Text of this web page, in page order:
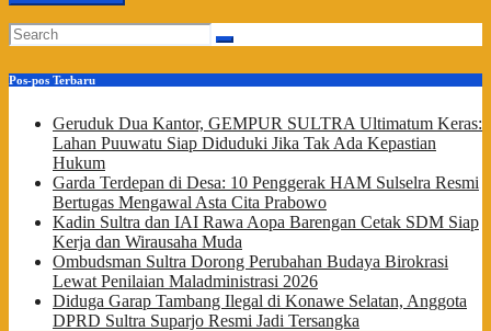
Pos-pos Terbaru
Geruduk Dua Kantor, GEMPUR SULTRA Ultimatum Keras:
Lahan Puuwatu Siap Diduduki Jika Tak Ada Kepastian
Hukum
Garda Terdepan di Desa: 10 Penggerak HAM Sulselra Resmi
Bertugas Mengawal Asta Cita Prabowo
Kadin Sultra dan IAI Rawa Aopa Barengan Cetak SDM Siap
Kerja dan Wirausaha Muda
Ombudsman Sultra Dorong Perubahan Budaya Birokrasi
Lewat Penilaian Maladministrasi 2026
Diduga Garap Tambang Ilegal di Konawe Selatan, Anggota
DPRD Sultra Suparjo Resmi Jadi Tersangka